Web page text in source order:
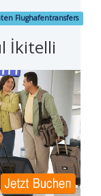
Flughafentransfers
İkitelli